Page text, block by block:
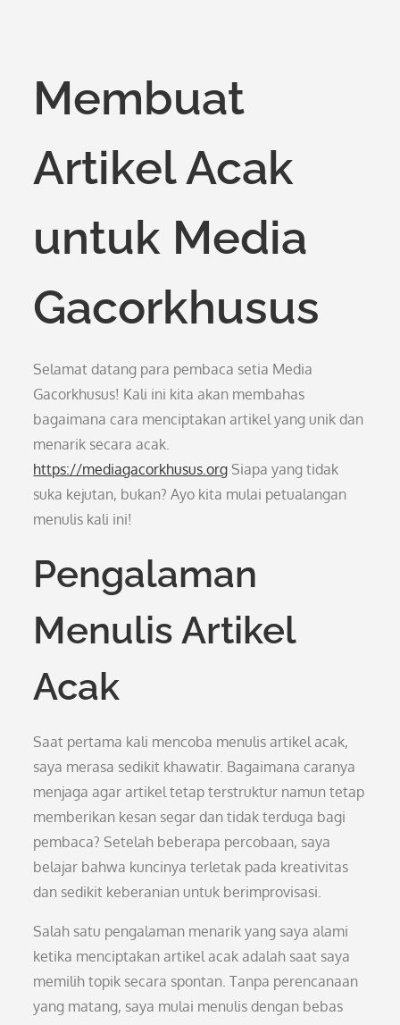
Membuat
Artikel Acak
untuk Media
Gacorkhusus
Selamat datang para pembaca setia Media
Gacorkhusus! Kali ini kita akan membahas
bagaimana cara menciptakan artikel yang unik dan
menarik secara acak.
https://mediagacorkhusus.org Siapa yang tidak
suka kejutan, bukan? Ayo kita mulai petualangan
menulis kali ini!
Pengalaman
Menulis Artikel
Acak
Saat pertama kali mencoba menulis artikel acak,
saya merasa sedikit khawatir. Bagaimana caranya
menjaga agar artikel tetap terstruktur namun tetap
memberikan kesan segar dan tidak terduga bagi
pembaca? Setelah beberapa percobaan, saya
belajar bahwa kuncinya terletak pada kreativitas
dan sedikit keberanian untuk berimprovisasi.
Salah satu pengalaman menarik yang saya alami
ketika menciptakan artikel acak adalah saat saya
memilih topik secara spontan. Tanpa perencanaan
yang matang, saya mulai menulis dengan bebas